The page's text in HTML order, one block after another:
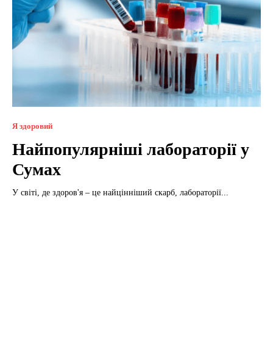
Я здоровий
Найпопулярніші лабораторії у
Сумах
У світі, де здоров'я – це найцінніший скарб, лабораторії...